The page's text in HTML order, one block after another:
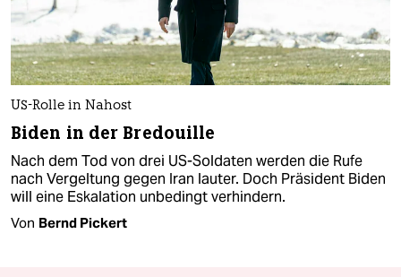
US-Rolle in Nahost
Biden in der Bredouille
Nach dem Tod von drei US-Soldaten werden die Rufe
nach Vergeltung gegen Iran lauter. Doch Präsident Biden
will eine Eskalation unbedingt verhindern.
Von Bernd Pickert